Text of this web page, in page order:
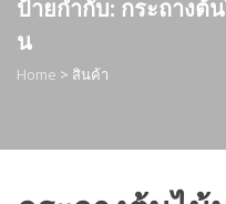
ป้ายกำกับ: กระถางต้
น
Home > สินค้า